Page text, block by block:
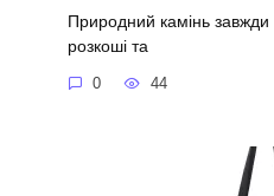
Природний камінь
розкоші та
0 44